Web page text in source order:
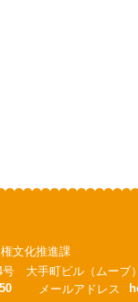
文化推進課
号 大手町ビル（ムーブ
メールアドレス